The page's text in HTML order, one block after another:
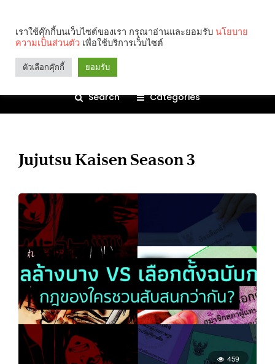
Search Categories
Jujutsu Kaisen Season 3
459
เราใช้คุ๊กกี้บนเว็บไซต์ของเรา กรุณาอ่านและยอมรับ นโยบาย
ความเป็นส่วนตัว เพื่อใช้บริการเว็บไซต์
ตัวเลือกคุ๊กกี้ ยอมรับ